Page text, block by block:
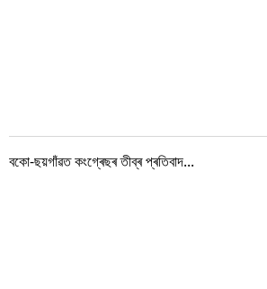
বকো-ছয়গাঁৱত কংগ্ৰেছৰ তীব্ৰ প্ৰতিবাদ...